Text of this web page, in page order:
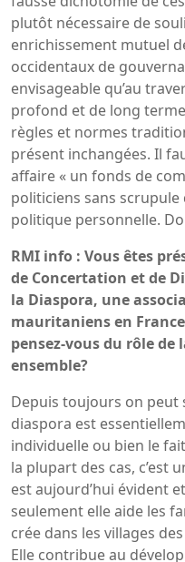
plutôt nécessaire de
enrichissement mutuel
occidentaux de
envisageable qu’au
profond et de long
règles et normes
présent inchangées. Il
affaire « un fonds de
politiciens sans scrupule
politique personnelle.
RMI info : Vous êtes
de Concertation et de
la Diaspora, une
mauritaniens en
pensez-vous du rôle de
ensemble?
Depuis toujours on peut
diaspora est
individuelle ou bien le
la plupart des cas, c’est
est aujourd’hui évident
seulement elle aide les
crée dans les villages
Elle contribue au